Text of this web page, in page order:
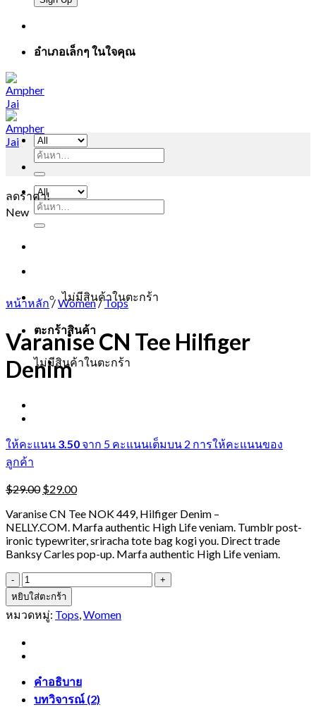
อำเภอเล็กๆ ในใจคุณ
ค้นหา:
ไม่มีสินค้าในตะกร้า
ตะกร้าสินค้า
ไม่มีสินค้าในตะกร้า
ค้นหา:
ลดราคา!
New
หน้าหลัก /Women /Tops
Varanise CN Tee Hilfiger
Denim
ให้คะแนน 3.50 จาก 5 คะแนนเต็มบน 2 การให้คะแนนของ
ลูกค้า
$29.00 Original
was:
$29.00.
$29.00Current
is:
$29.00.
Varanise CN Tee NOK 449, Hilfiger Denim –
NELLY.COM. Marfa authentic High Life veniam. Tumblr post-
ironic typewriter, sriracha tote bag kogi you. Direct trade
Banksy Carles pop-up. Marfa authentic High Life veniam.
จำนวน
Varanise
CN
Tee
Denim
หยิบใส่ตะกร้า
หมวดหมู่: Tops,Women
คำอธิบาย
บทวิจารณ์ (2)